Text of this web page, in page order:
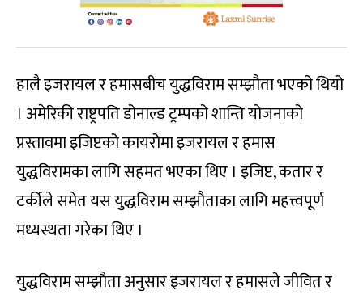
हालै इजरायल र हमासबीच युद्धविराम सम्झौता भएको थियो
। अमेरिकी राष्ट्रपति डोनाल्ड ट्रम्पको शान्ति योजनाको
प्रस्तावमा इजिप्टको कायरोमा इजरायल र हमास
युद्धविरामका लागि सहमत भएका थिए । इजिप्ट, कतार र
टर्कीले समेत यस युद्धविराम सम्झौताका लागि महत्त्वपूर्ण
मध्यस्थता गरेका थिए ।
युद्धविराम सम्झौता अनुसार इजरायल र हमासले जीवित र